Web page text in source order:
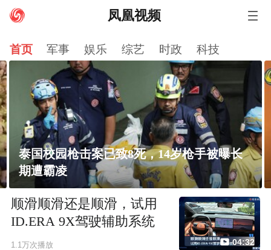
凤凰视频
资讯 娱乐 财经 卫视 军事 科技
房产 汽车 评测 时尚
台湾
港澳 图片 评论 公益
旅游
健康 VIP 文化 国学 智库
社会
NBA
尚品 风财讯 有声 佛教文化
首页 军事 娱乐 综艺 时政 科技
泰国校园枪击案已致8死，14岁枪手被曝长
期遭霸凌
顺滑顺滑还是顺滑，试用
ID.ERA 9X驾驶辅助系统
1.1万次播放 04:32